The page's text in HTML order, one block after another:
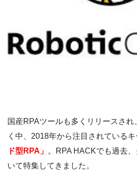
国産RPAツールも多くリリースさ
く中、2018年から注目されている
ド型RPA」 。RPA HACKでも過去
いて特集してきました。